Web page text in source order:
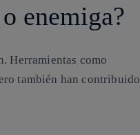
enemiga?
. Herramientas como
también han contribuido